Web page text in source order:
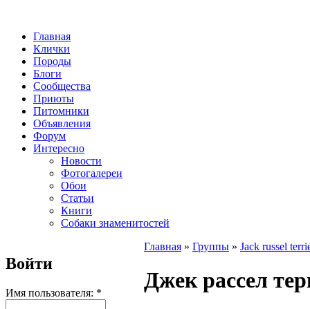
Главная
Клички
Породы
Блоги
Сообщества
Приюты
Питомники
Объявления
Форум
Интересно
Новости
Фотогалереи
Обои
Статьи
Книги
Собаки знаменитостей
Войти
Имя пользователя: *
Главная » Группы » Jack russel
Джек рассел